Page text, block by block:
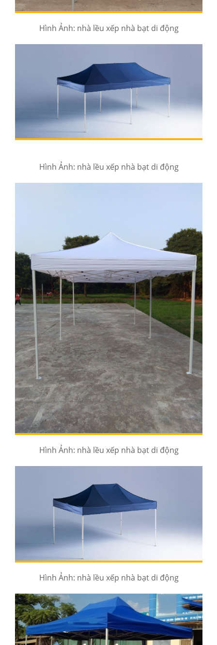
Hình Ảnh: nhà lều xếp nhà bạt di động
Hình Ảnh: nhà lều xếp nhà bạt di động
Hình Ảnh: nhà lều xếp nhà bạt di động
Hình Ảnh: nhà lều xếp nhà bạt di động